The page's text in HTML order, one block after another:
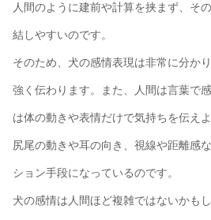
人間のように建前や計算を挟まず、そ
結しやすいのです。
そのため、犬の感情表現は非常に分か
強く伝わります。また、人間は言葉で
は体の動きや表情だけで気持ちを伝え
尻尾の動きや耳の向き、視線や距離感
ション手段になっているのです。
犬の感情は人間ほど複雑ではないかも